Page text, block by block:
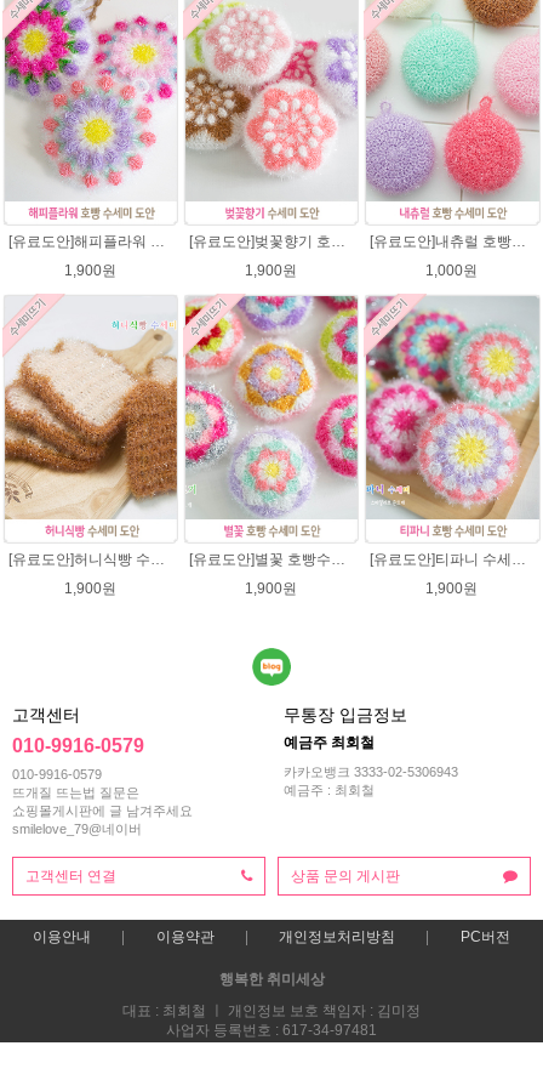
[유료도안]해피플라워 호빵수세미뜨기 도안(수세미실은 옵션에서 추가구매 가능)/수세미뜨기/수세미실/반짝이수세미/반짝이실/별수세미 호빵수세미 웰빙수세미 퐁퐁수세미 코바늘수세미
1,900원
[유료도안]벚꽃향기 호빵수세미뜨기 도안(수세미실은 옵션에서 추가구매 가능)/수세미뜨기/수세미실/반짝이수세미/반짝이실/별수세미 호빵수세미 웰빙수세미 퐁퐁수세미 코바늘수세미
1,900원
[유료도안]내츄럴 호빵수세미 코바늘뜨기 수세미뜨기 뜨개질 도안 반짝이실
1,000원
[유료도안]허니식빵 수세미뜨기 코바늘뜨기도안 /수세미뜨기/수세미실/반짝이수세미/반짝이실/수세미실 웰빙수세미 퐁퐁수세미 식빵 코바늘수세미
1,900원
[유료도안]별꽃 호빵수세미뜨기 도안(수세미실은 옵션에서 추가구매 가능)/수세미뜨기/수세미실/반짝이수세미/반짝이실/별수세미 호빵수세미 웰빙수세미 퐁퐁수세미 코바늘수세미
1,900원
[유료도안]티파니 수세미뜨기 도안(수세미실은 옵션에서 추가구매 가능)/수세미뜨기/수세미실/반짝이수세미/반짝이실/웰빙수세미 퐁퐁수세미 코바늘수세미
1,900원
고객센터
010-9916-0579
010-9916-0579
뜨개질 뜨는법 질문은
쇼핑몰게시판에 글 남겨주세요
smilelove_79@네이버
무통장 입금정보
예금주 최회철
카카오뱅크 3333-02-5306943
예금주 : 최회철
고객센터 연결 상품 문의 게시판
이용안내 이용약관 개인정보처리방침 PC버전
행복한 취미세상
대표 : 최회철 ㅣ 개인정보 보호 책임자 : 김미정
사업자 등록번호 : 617-34-97481